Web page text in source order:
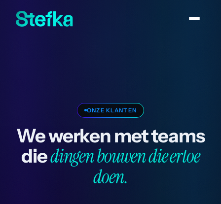
ONZE KLANTEN
We werken met teams
diedingen bouwen die ertoe
doen.